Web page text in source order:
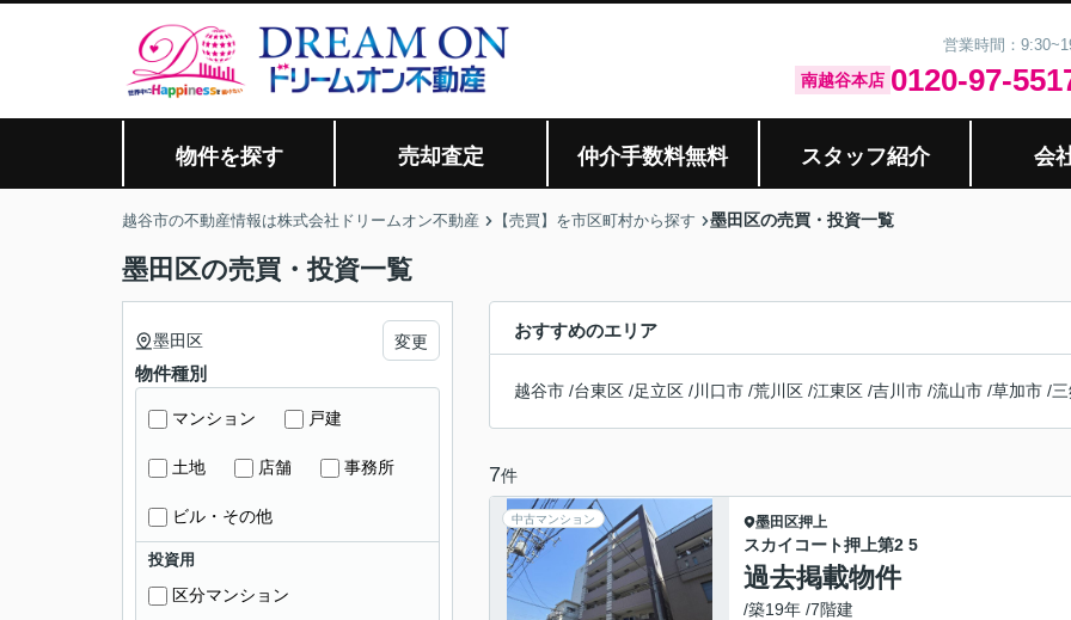
営業時間：
南越谷本店 0120-97-
物件を探す 売却査定 仲介手数料無料 スタッフ紹介 会
越谷市の不動産情報は株式会社ドリームオン不動産 【売買】を市区町村から探す 墨田区の売買・投資一覧
墨田区の売買・投資一覧
おすすめのエリア
越谷市 /台東区 /足立区 /川口市 /荒川区 /江東区 /吉川市 /流山市 /草加市 /
7件
中古マンション 墨田区押上
スカイコート押上第2 5
過去掲載物件
/築19年 /7階建
墨田区 変更
物件種別
マンション 戸建
土地 店舗 事務所
ビル・その他
投資用
区分マンション